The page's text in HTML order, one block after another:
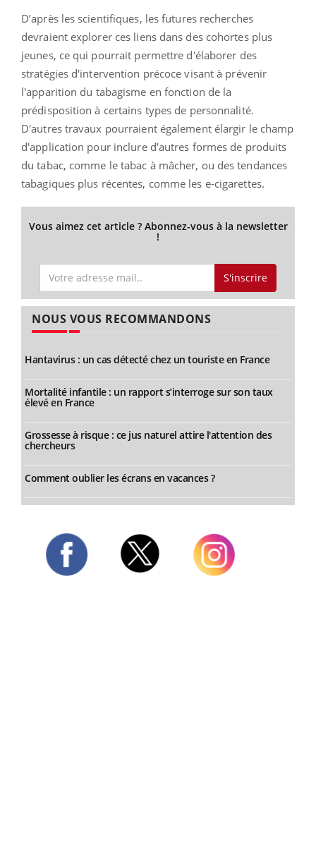
D’après les scientifiques, les futures recherches
devraient explorer ces liens dans des cohortes plus
jeunes, ce qui pourrait permettre d'élaborer des
stratégies d'intervention précoce visant à prévenir
l'apparition du tabagisme en fonction de la
prédisposition à certains types de personnalité.
D'autres travaux pourraient également élargir le champ
d'application pour inclure d'autres formes de produits
du tabac, comme le tabac à mâcher, ou des tendances
tabagiques plus récentes, comme les e-cigarettes.
Vous aimez cet article ? Abonnez-vous à la newsletter
!
S'inscrire
NOUS VOUS RECOMMANDONS
Hantavirus : un cas détecté chez un touriste en France
Mortalité infantile : un rapport s’interroge sur son taux
élevé en France
Grossesse à risque : ce jus naturel attire l'attention des
chercheurs
Comment oublier les écrans en vacances ?